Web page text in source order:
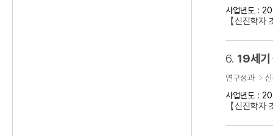
사업년도 :
【신진학
6. 19세기
연구성과
사업년도 :
【신진학